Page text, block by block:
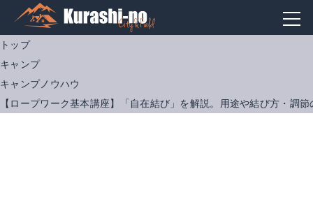
トップ
キャンプ
キャンプノウハウ
【ロープワーク基本講座】「自在結び」を解説。用途や結び方・調